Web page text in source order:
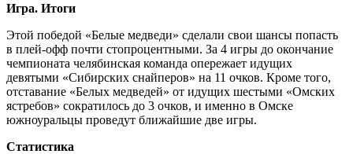
Игра. Итоги
Этой победой «Белые медведи» сделали свои шансы попасть
в плей-офф почти стопроцентными. За 4 игры до окончание
чемпионата челябинская команда опережает идущих
девятыми «Сибирских снайперов» на 11 очков. Кроме того,
отставание «Белых медведей» от идущих шестыми «Омских
ястребов» сократилось до 3 очков, и именно в Омске
южноуральцы проведут ближайшие две игры.
Статистика